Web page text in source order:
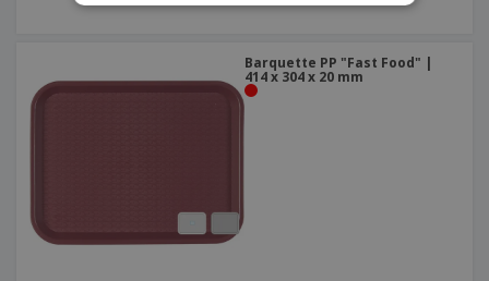
Barquette PP "Fast Food" |
414 x 304 x 20 mm